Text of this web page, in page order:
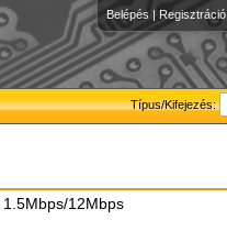
Belépés | Regisztráció
Típus/Kifejezés:
12Mbps